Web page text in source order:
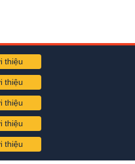
thiệu
thiệu
thiệu
thiệu
thiệu